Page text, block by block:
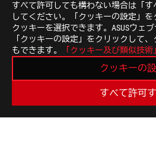
すべて許可しても構わない場合は「
してください。「クッキーの設定」
クッキーを選択できます。ASUSウェ
「クッキーの設定」をクリックして
もできます。
「クッキー及び類似技術」
クッキーの
すべて許可
ASUS
Footer
> GAMING マザーボード >
> ROG STRIX Z370-F GAMING